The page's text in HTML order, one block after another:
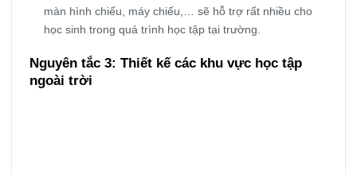
màn hình chiếu, máy chiếu,… sẽ hỗ trợ rất nhiều cho
học sinh trong quá trình học tập tại trường.
Nguyên tắc 3: Thiết kế các khu vực học tập
ngoài trời